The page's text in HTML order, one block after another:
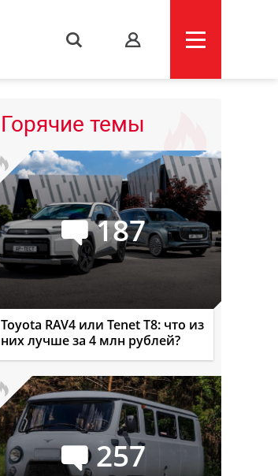
s
Горячие темы
187
Toyota RAV4 или Tenet T8: что из
них лучше за 4 млн рублей?
257